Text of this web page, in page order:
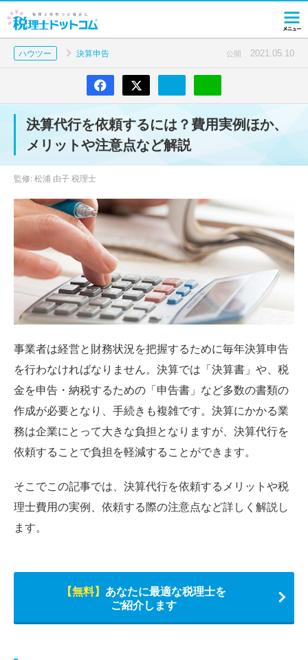
ハウツー 決算申告 公開 2021.05.10
決算代行を依頼するには？費用実例ほか、
メリットや注意点など解説
監修: 松浦 由子 税理士
事業者は経営と財務状況を把握するために毎年決算申告
を行わなければなりません。決算では「決算書」や、税
金を申告・納税するための「申告書」など多数の書類の
作成が必要となり、手続きも複雑です。決算にかかる業
務は企業にとって大きな負担となりますが、決算代行を
依頼することで負担を軽減することができます。
そこでこの記事では、決算代行を依頼するメリットや税
理士費用の実例、依頼する際の注意点など詳しく解説し
ます。
【無料】 あなたに最適な税理士を
ご紹介します